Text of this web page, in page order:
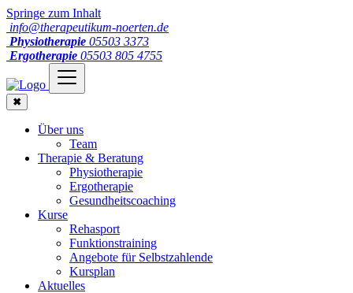
Springe zum Inhalt
info@therapeutikum-noerten.de
Physiotherapie 05503 3373
Ergotherapie 05503 805 4755
✖
Über uns
Team
Therapie & Beratung
Physiotherapie
Ergotherapie
Gesundheitscoaching
Kurse
Rehasport
Funktionstraining
Angebote für Selbstzahlende
Kursplan
Aktuelles